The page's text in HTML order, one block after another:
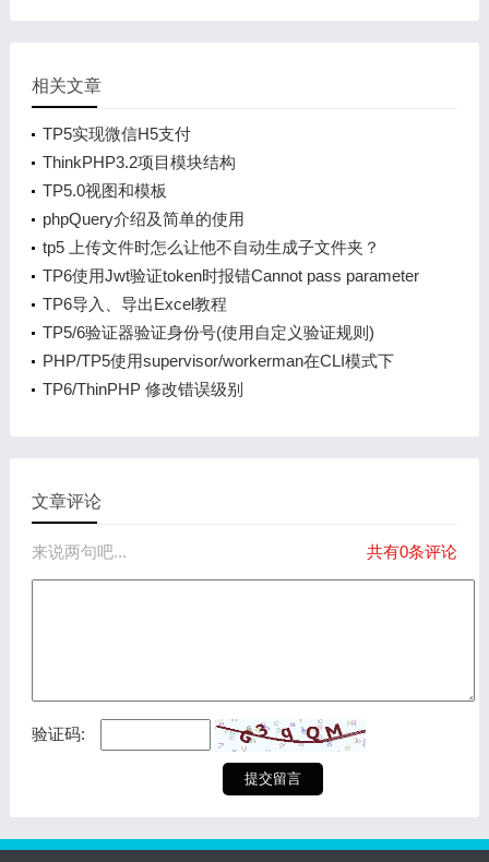
相关文章
TP5实现微信H5支付
ThinkPHP3.2项目模块结构
TP5.0视图和模板
phpQuery介绍及简单的使用
tp5 上传文件时怎么让他不自动生成子文件夹？
TP6使用Jwt验证token时报错Cannot pass parameter
3 by reference
TP6导入、导出Excel教程
TP5/6验证器验证身份号(使用自定义验证规则)
PHP/TP5使用supervisor/workerman在CLI模式下
mysql断线重连解决办法
TP6/ThinPHP 修改错误级别
文章评论
共有0条评论
来说两句吧...
验证码: